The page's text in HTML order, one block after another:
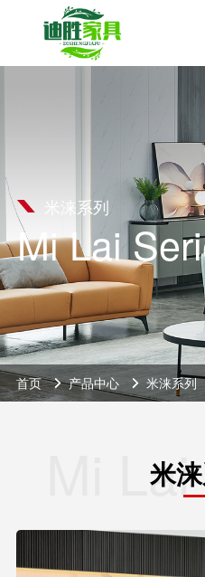
米涞系列
Mi Lai
首页 产品中心 米涞系列
Mi 米